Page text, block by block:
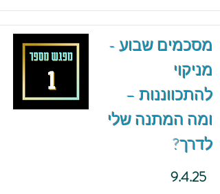
מסכמים שבוע -
מניקוי
להתכווננות –
ומה המתנה שלי
לדרך?
9.4.25